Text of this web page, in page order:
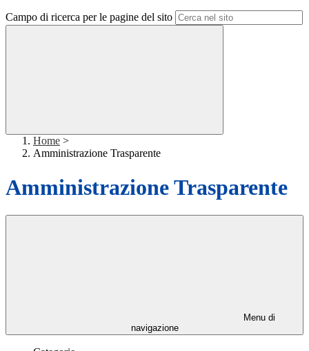
Campo di ricerca per le pagine del sito
Home >
Amministrazione Trasparente
Amministrazione Trasparente
Menu di
navigazione